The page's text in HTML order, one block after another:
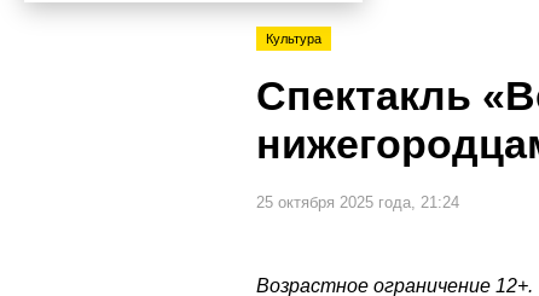
Культура
Спектакль
25 октября 2025 года, 21:24
Возрастное ограничение 12+.